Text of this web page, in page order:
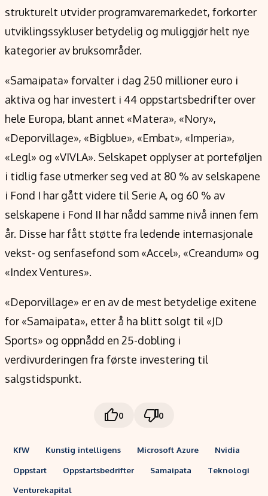
strukturelt utvider programvaremarkedet, forkorter
utviklingssykluser betydelig og muliggjør helt nye
kategorier av bruksområder.
«Samaipata» forvalter i dag 250 millioner euro i
aktiva og har investert i 44 oppstartsbedrifter over
hele Europa, blant annet «Matera», «Nory»,
«Deporvillage», «Bigblue», «Embat», «Imperia»,
«Legl» og «VIVLA». Selskapet opplyser at porteføljen
i tidlig fase utmerker seg ved at 80 % av selskapene
i Fond I har gått videre til Serie A, og 60 % av
selskapene i Fond II har nådd samme nivå innen fem
år. Disse har fått støtte fra ledende internasjonale
vekst- og senfasefond som «Accel», «Creandum» og
«Index Ventures».
«Deporvillage» er en av de mest betydelige exitene
for «Samaipata», etter å ha blitt solgt til «JD
Sports» og oppnådd en 25-dobling i
verdivurderingen fra første investering til
salgstidspunkt.
0 0
KfW Kunstig intelligens Microsoft Azure
Nvidia
Oppstart
Oppstartsbedrifter Samaipata
Teknologi
Venturekapital